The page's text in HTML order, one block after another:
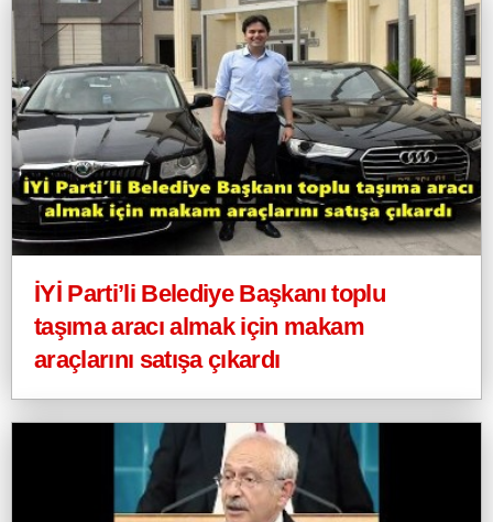
İYİ Parti’li Belediye Başkanı toplu
taşıma aracı almak için makam
araçlarını satışa çıkardı